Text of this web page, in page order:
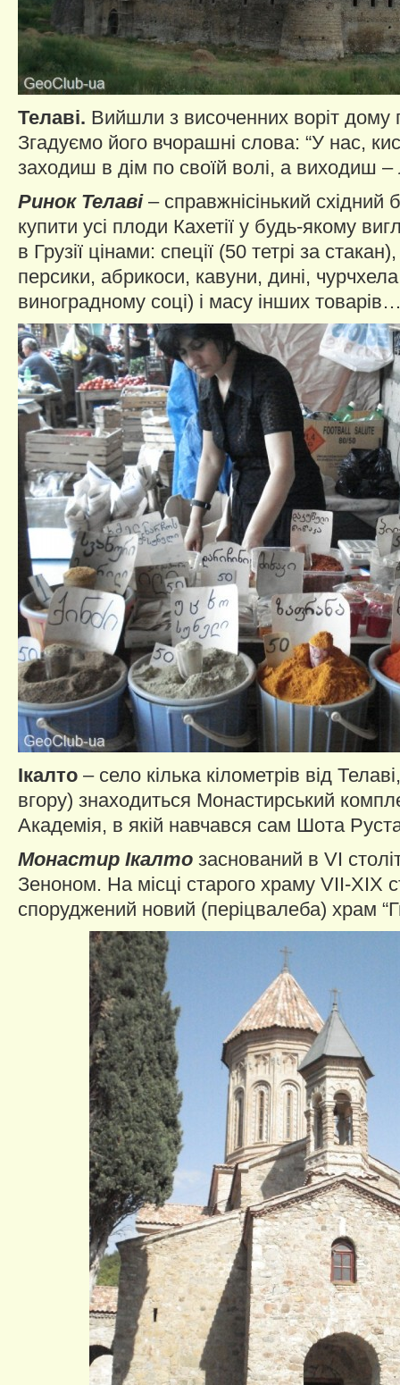
Телаві. Вийшли з височенних воріт дому
Згадуємо його вчорашні слова: “У нас,
заходиш в дім по своїй волі, а виходиш –
Ринок Телаві– справжнісінький
купити усі плоди Кахетії у будь-якому
в Грузії цінами: спеції (50 тетрі за
персики, абрикоси, кавуни, дині,
виноградному соці) і масу інших
Ікалто – село кілька кілометрів від
вгору) знаходиться Монастирський
Академія, в якій навчався сам Шота
Монастир Ікалто заснований в VI
Зеноном. На місці старого храму VII-XIX
споруджений новий (періцвалеба) храм